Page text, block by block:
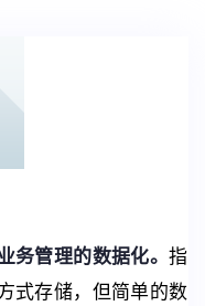
务管理的数据化。指
式存储，但简单的数